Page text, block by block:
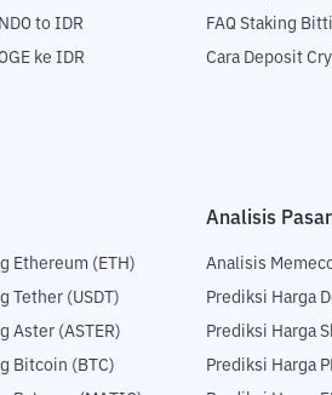
to IDR
ke IDR
FAQ Staking
Cara Deposit
Ethereum (ETH)
Tether (USDT)
Aster (ASTER)
Bitcoin (BTC)
Analisis Pasar
Analisis
Prediksi Harga
Prediksi Harga
Prediksi Harga